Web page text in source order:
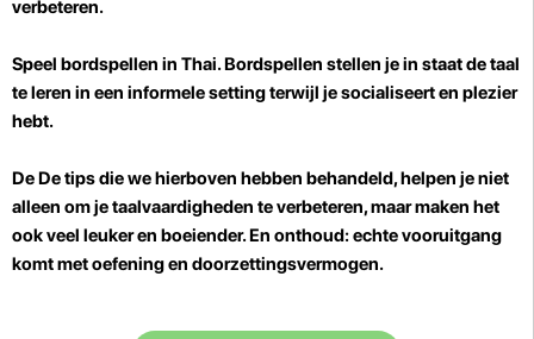
verbeteren.
Speel bordspellen in Thai.Bordspellen stellen je in staat de taal
te leren in een informele setting terwijl je socialiseert en plezier
hebt.
De De tips die we hierboven hebben behandeld, helpen je niet
alleen om je taalvaardigheden te verbeteren, maar maken het
ook veel leuker en boeiender. En onthoud: echte vooruitgang
komt met oefening en doorzettingsvermogen.